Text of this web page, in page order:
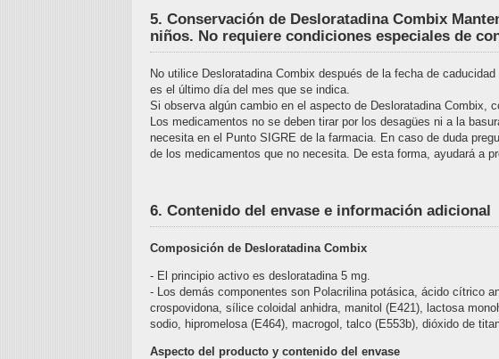
5. Conservación de Desloratadina Combix
niños. No requiere condiciones especiales de
No utilice Desloratadina Combix después de la fecha de
es el último día del mes que se indica.
Si observa algún cambio en el aspecto de Desloratadina Combix,
Los medicamentos no se deben tirar por los desagües ni a la
necesita en el Punto SIGRE de la farmacia. En caso de duda
de los medicamentos que no necesita. De esta forma, ayudará a
6. Contenido del envase e información adicional
Composición de Desloratadina Combix
- El principio activo es desloratadina 5 mg.
- Los demás componentes son Polacrilina potásica, ácido cítrico
crospovidona, sílice coloidal anhidra, manitol (E421), lactosa
sodio, hipromelosa (E464), macrogol, talco (E553b), dióxido de
Aspecto del producto y contenido del envase